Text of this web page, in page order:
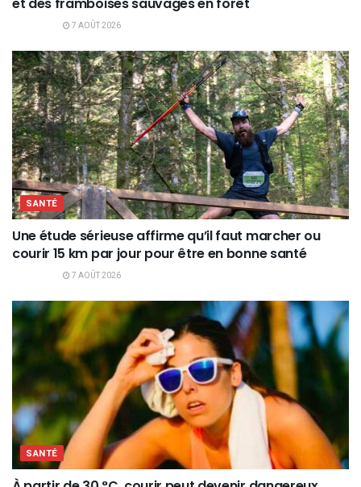
et des framboises sauvages en forêt
7 AOÛT 2026
SANTÉ
Une étude sérieuse affirme qu’il faut marcher ou
courir 15 km par jour pour être en bonne santé
7 AOÛT 2026
SANTÉ